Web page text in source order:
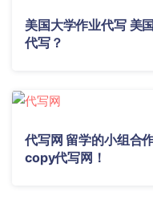
美国大学作业代写 美
代写？
代写网 留学的小组合
copy代写网！